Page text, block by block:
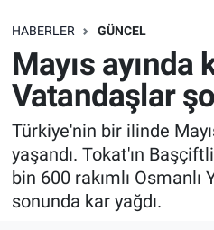
HABERLER GÜNCEL
Mayıs ayında
Vatandaşlar
Türkiye'nin bir ilinde
yaşandı. Tokat'ın
bin 600 rakımlı Osmanlı
sonunda kar yağdı.
SAĞLIK
EKONOMİ
EĞİTİM
ÖZEL HABER